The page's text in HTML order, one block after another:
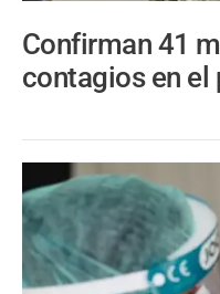
Confirman 41
contagios en el